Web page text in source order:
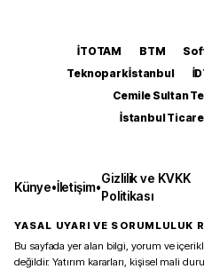
İTOTAM BTM
Teknopark İstanbul
Cemile Sultan
İstanbul
Künye•İletişim•
Gizlilik ve KVKK
Politikası
YASAL UYARI VE SORUMLULUK
Bu sayfada yer alan bilgi, yorum ve
değildir. Yatırım kararları, kişisel mali